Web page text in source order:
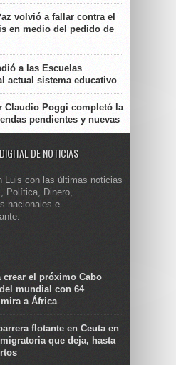
volvió a fallar contra el
en medio del pedido de
a las Escuelas
actual sistema educativo
Claudio Poggi completó la
pendientes y nuevas
DE NOTICIAS
Luis con las últimas noticias
Política, Dinero,
nacionales e
crear el próximo Cabo
mundial con 64
a África
flotante en Ceuta en
que deja, hasta